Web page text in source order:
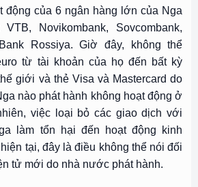
động của 6 ngân hàng lớn của Nga
Novikombank, Sovcombank,
Rossiya. Giờ đây, không thể
từ tài khoản của họ đến bất kỳ
giới và thẻ Visa và Mastercard do
nào phát hành không hoạt động ở
việc loại bỏ các giao dịch với
làm tổn hại đến hoạt động kinh
tại, đây là điều không thể nói đối
tử mới do nhà nước phát hành.